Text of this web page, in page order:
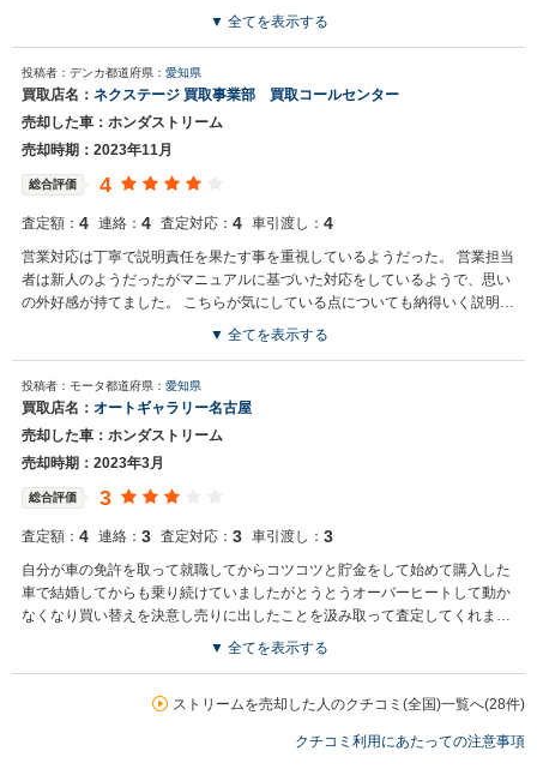
▼ 全てを表示する
投稿者：デンカ都道府県： 愛知県
買取店名： ネクステージ 買取事業部 買取コールセンター
売却した車：ホンダストリーム
売却時期：2023年11月
総合評価 4
査定額： 4 連絡： 4 査定対応： 4 車引渡し： 4
営業対応は丁寧で説明責任を果たす事を重視しているようだった。 営業担当
者は新人のようだったがマニュアルに基づいた対応をしているようで、思い
の外好感が持てました。 こちらが気にしている点についても納得いく説明も
買取店からの返信
お世話になっております。 株式会社ネクステージでございます。 この
度はネクステージをご利用いただきまして誠にありがとうございまし
た。 弊社スタッフの接客をお褒め頂き光栄です。 今後もご満足いただ
けるよう精進してまいります。 スタッフ一同、またのご利用お待ちし
▼ 全てを表示する
投稿者：モータ都道府県： 愛知県
買取店名： オートギャラリー名古屋
売却した車：ホンダストリーム
売却時期：2023年3月
総合評価 3
査定額： 4 連絡： 3 査定対応： 3 車引渡し： 3
自分が車の免許を取って就職してからコツコツと貯金をして始めて購入した
車で結婚してからも乗り続けていましたがとうとうオーバーヒートして動か
なくなり買い替えを決意し売りに出したことを汲み取って査定してくれまし
た。ネット検索で見つけて良いと感じ、実際も担当者に丁寧に対応してもら
▼ 全てを表示する
ストリームを売却した人のクチコミ(全国)一覧へ(28件)
クチコミ利用にあたっての注意事項